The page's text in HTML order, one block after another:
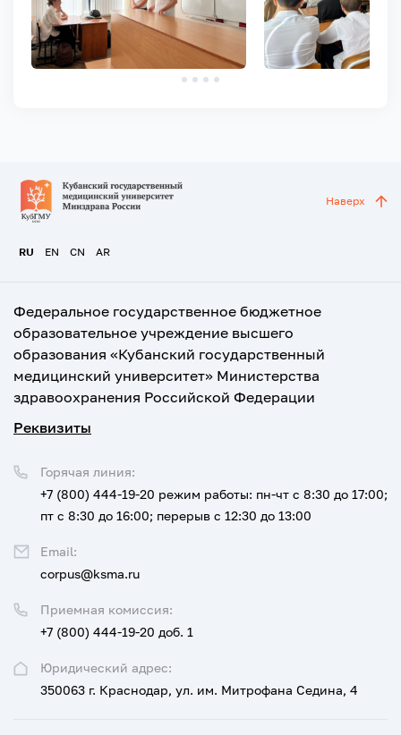
RU EN CN AR
Наверх
Федеральное государственное бюджетное
образовательное учреждение высшего
образования «Кубанский государственный
медицинский университет» Министерства
здравоохранения Российской Федерации
Реквизиты
Юридический адрес:
350063 г. Краснодар, ул. им. Митрофана Седина, 4
Приемная комиссия:
+7 (800) 444-19-20 доб. 1
Горячая линия:
+7 (800) 444-19-20 режим работы: пн-чт с 8:30 до 17:00;
пт с 8:30 до 16:00; перерыв с 12:30 до 13:00
Email:
corpus@ksma.ru